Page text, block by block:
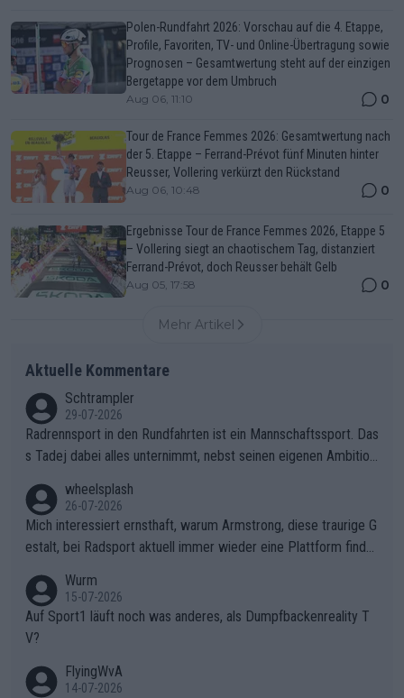
Polen-Rundfahrt 2026: Vorschau auf die 4. Etappe,
Profile, Favoriten, TV- und Online-Übertragung sowie
Prognosen – Gesamtwertung steht auf der einzigen
Bergetappe vor dem Umbruch
Aug 06, 11:10 0
Tour de France Femmes 2026: Gesamtwertung nach
der 5. Etappe – Ferrand-Prévot fünf Minuten hinter
Reusser, Vollering verkürzt den Rückstand
Aug 06, 10:48 0
Ergebnisse Tour de France Femmes 2026, Etappe 5
– Vollering siegt an chaotischem Tag, distanziert
Ferrand-Prévot, doch Reusser behält Gelb
Aug 05, 17:58 0
Mehr Artikel
Aktuelle Kommentare
Schtrampler
29-07-2026
Radrennsport in den Rundfahrten ist ein Mannschaftssport. Das
s Tadej dabei alles unternimmt, nebst seinen eigenen Ambition
ganze Team auch mental stark zu machen und konkret am Erf
olg teilzuhaben, ist ihm ganz hoch anzurechnen. Das ist ein Zei
chen weit über den Radsport hinaus.
wheelsplash
26-07-2026
Mich interessiert ernsthaft, warum Armstrong, diese traurige G
estalt, bei Radsport aktuell immer wieder eine Plattform finde
Wurm
15-07-2026
Auf Sport1 läuft noch was anderes, als Dumpfbackenreality T
V?
FlyingWvA
14-07-2026